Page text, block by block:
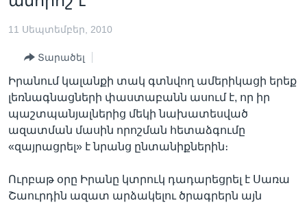
բովանդակությանը
բովանդակություն
IN ENGLISH
ՄԵՐ ՄԱՍԻՆ
«ԱՄԵՐԻԿԱՅԻ ՁԱՅՆ»-Ի ԿԱՆՈՆԱԴՐՈՒԹՅՈՒՆ
ԿԱՊ ՄԵԶ ՀԵՏ
ՈՒԿՐԱԻՆԱԿԱՆ ՊԱՏԵՐԱԶՄ
Learning English
11 Սեպտեմբեր, 2010
Տարածել
Իրանում կալանքի տակ գտնվող ամերիկացի երեք
լեռնագնացների փաստաբանն ասում է, որ իր
պաշտպանյալներից մեկի նախատեսված
ազատման մասին որոշման հետաձգումը
«զայրացրել» է նրանց ընտանիքներին։
Ուրբաթ օրը Իրանը կտրուկ դադարեցրել է Սառա
Շաուրդին ազատ արձակելու ծրագրերն այն